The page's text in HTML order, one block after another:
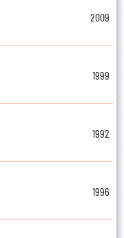
2009
1999
1992
1996